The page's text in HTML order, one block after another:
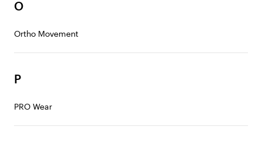
O
Ortho Movement
P
PRO Wear